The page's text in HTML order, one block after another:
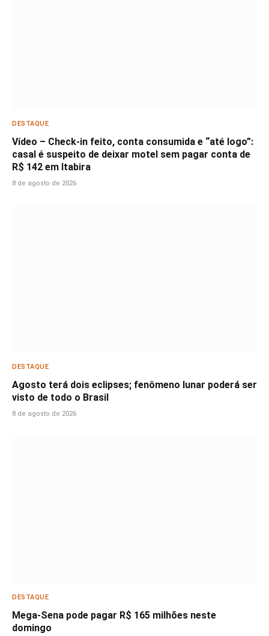
DESTAQUE
Vídeo – Check-in feito, conta consumida e “até logo”:
casal é suspeito de deixar motel sem pagar conta de
R$ 142 em Itabira
8 de agosto de 2026
DESTAQUE
Agosto terá dois eclipses; fenômeno lunar poderá ser
visto de todo o Brasil
8 de agosto de 2026
DESTAQUE
Mega-Sena pode pagar R$ 165 milhões neste
domingo